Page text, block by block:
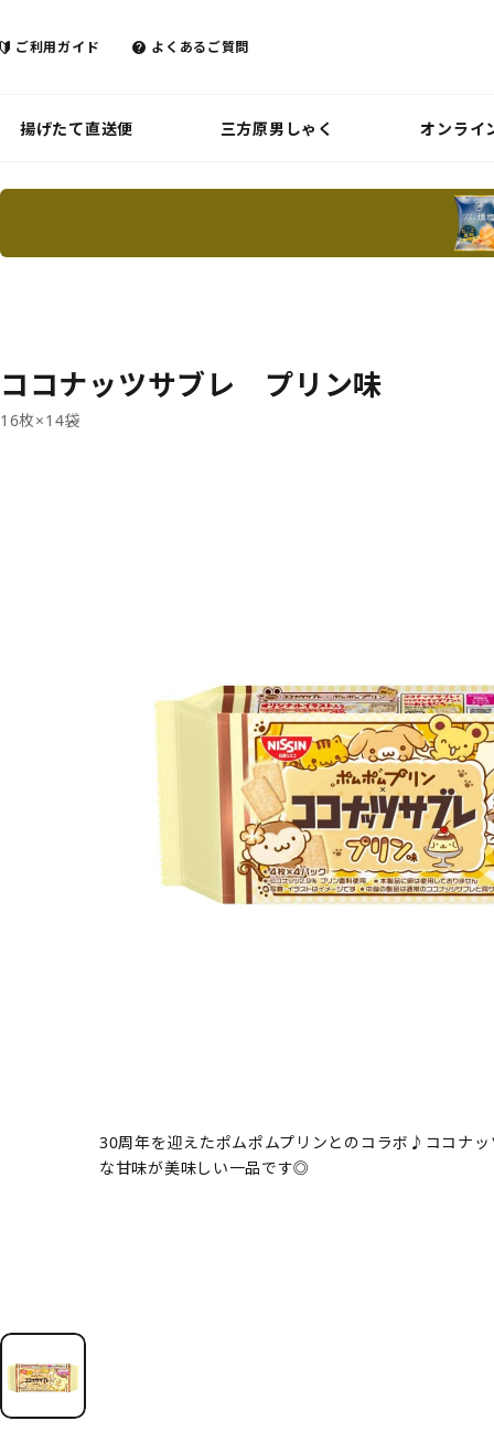
ご利用ガイド よくあるご質問
揚げたて直送便 三方原男しゃく オンライ
ココナッツサブレ プリン味
16枚×14袋
30周年を迎えたポムポムプリンとのコラボ♪ココナ
な甘味が美味しい一品です◎